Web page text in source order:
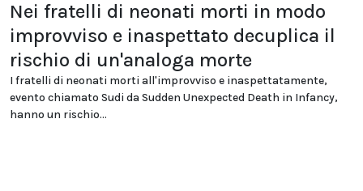
Nei fratelli di neonati morti in modo
improvviso e inaspettato decuplica il
rischio di un'analoga morte
I fratelli di neonati morti all'improvviso e inaspettatamente,
evento chiamato Sudi da Sudden Unexpected Death in Infancy,
hanno un rischio...